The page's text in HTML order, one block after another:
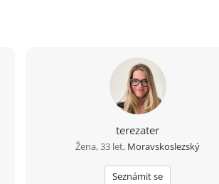
terezater
Žena, 33 let, Moravskoslezský
Seznámit se